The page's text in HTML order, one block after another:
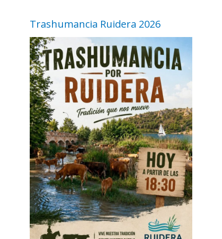
Trashumancia Ruidera 2026